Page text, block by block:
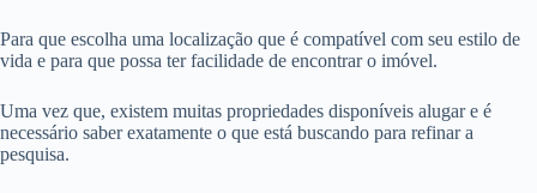
Para que escolha uma localização que é compatível com seu estilo de
vida e para que possa ter facilidade de encontrar o imóvel.
Uma vez que, existem muitas propriedades disponíveis alugar e é
necessário saber exatamente o que está buscando para refinar a
pesquisa.